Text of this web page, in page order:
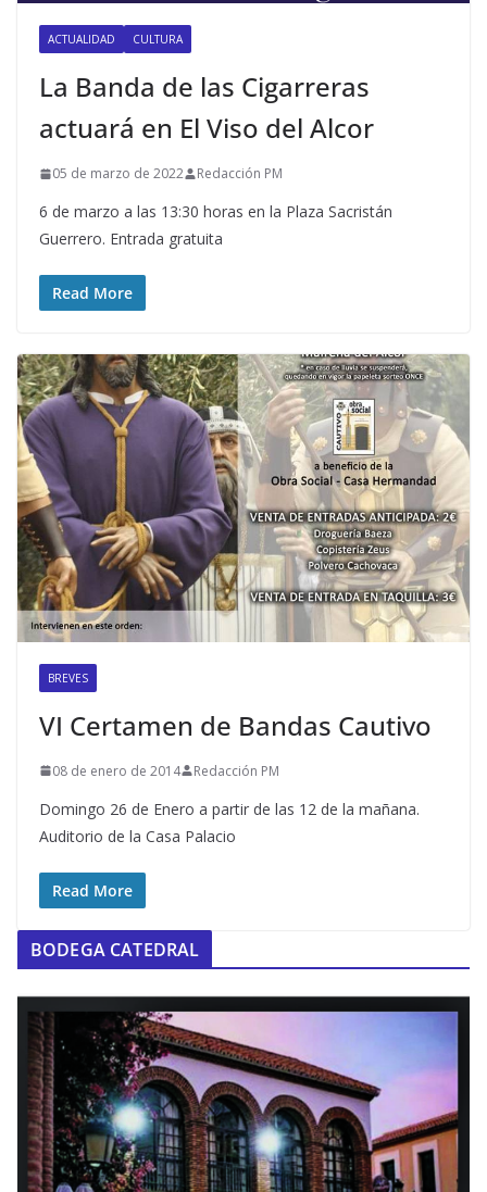
ACTUALIDAD CULTURA
La Banda de las Cigarreras
actuará en El Viso del Alcor
05 de marzo de 2022 Redacción PM
6 de marzo a las 13:30 horas en la Plaza Sacristán
Guerrero. Entrada gratuita
Read More
BREVES
VI Certamen de Bandas Cautivo
08 de enero de 2014 Redacción PM
Domingo 26 de Enero a partir de las 12 de la mañana.
Auditorio de la Casa Palacio
Read More
BODEGA CATEDRAL